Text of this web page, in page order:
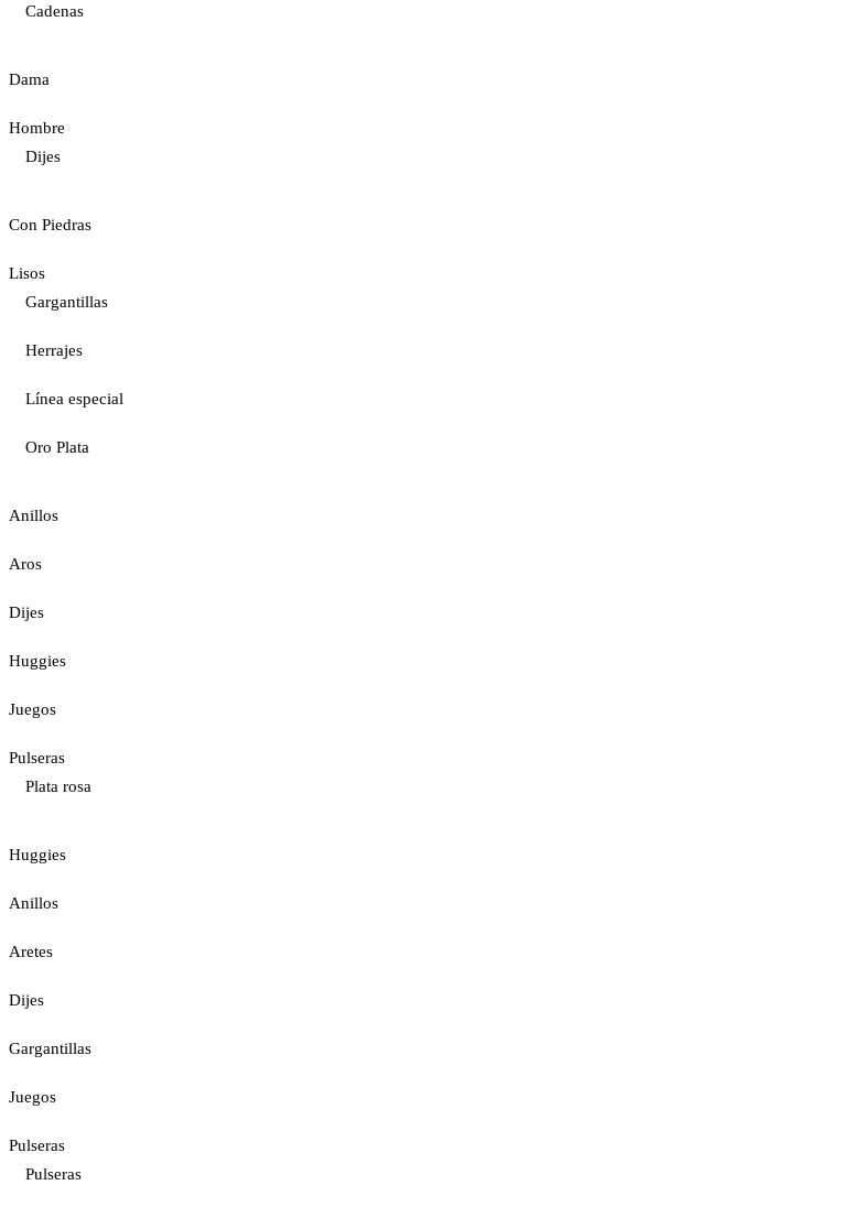
Cadenas
Dama
Hombre
Dijes
Con Piedras
Lisos
Gargantillas
Herrajes
Línea especial
Oro Plata
Anillos
Aros
Dijes
Huggies
Juegos
Pulseras
Plata rosa
Huggies
Anillos
Aretes
Dijes
Gargantillas
Juegos
Pulseras
Pulseras